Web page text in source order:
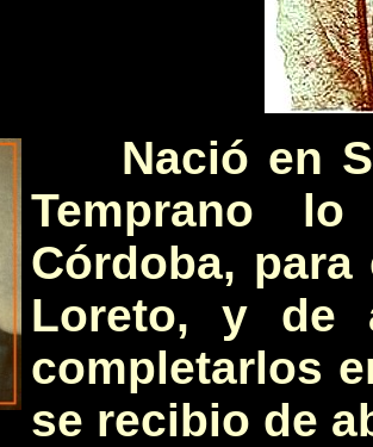
Nació en
Temprano
Córdoba,
Loreto, y de
completarlos
se recibio de